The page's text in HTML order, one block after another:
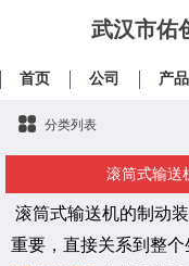
武汉市佑
首页 公司 产品
分类列表
滚筒式输送
滚筒式输送机的制动
重要，直接关系到整